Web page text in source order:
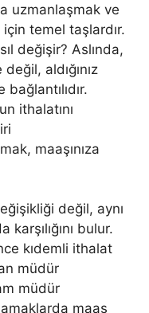
uzmanlaşmak ve
temel taşlardır.
değişir? Aslında,
aldığınız
ithalatını
maaşınıza
değil, aynı
bulur.
kıdemli ithalat
müdür
müdür
maaş